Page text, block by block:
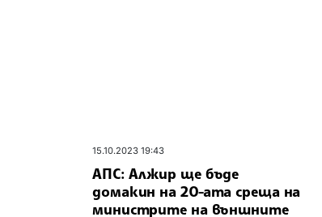
15.10.2023 19:43
АПС: Алжир ще бъде
домакин на 20-ата среща на
министрите на външните